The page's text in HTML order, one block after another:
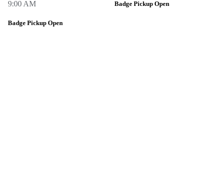
9:00 AM
Badge Pickup Open
Badge Pickup Open